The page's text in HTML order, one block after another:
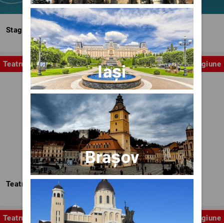
Stagiunea Estivală a Artelor Spectacolului
Teatru Stagiune
Teatrul Nottara
Teatru Stagiune
Iași
Brașov